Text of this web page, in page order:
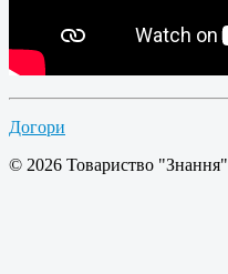
Догори
© 2026 Товариство "Знання"